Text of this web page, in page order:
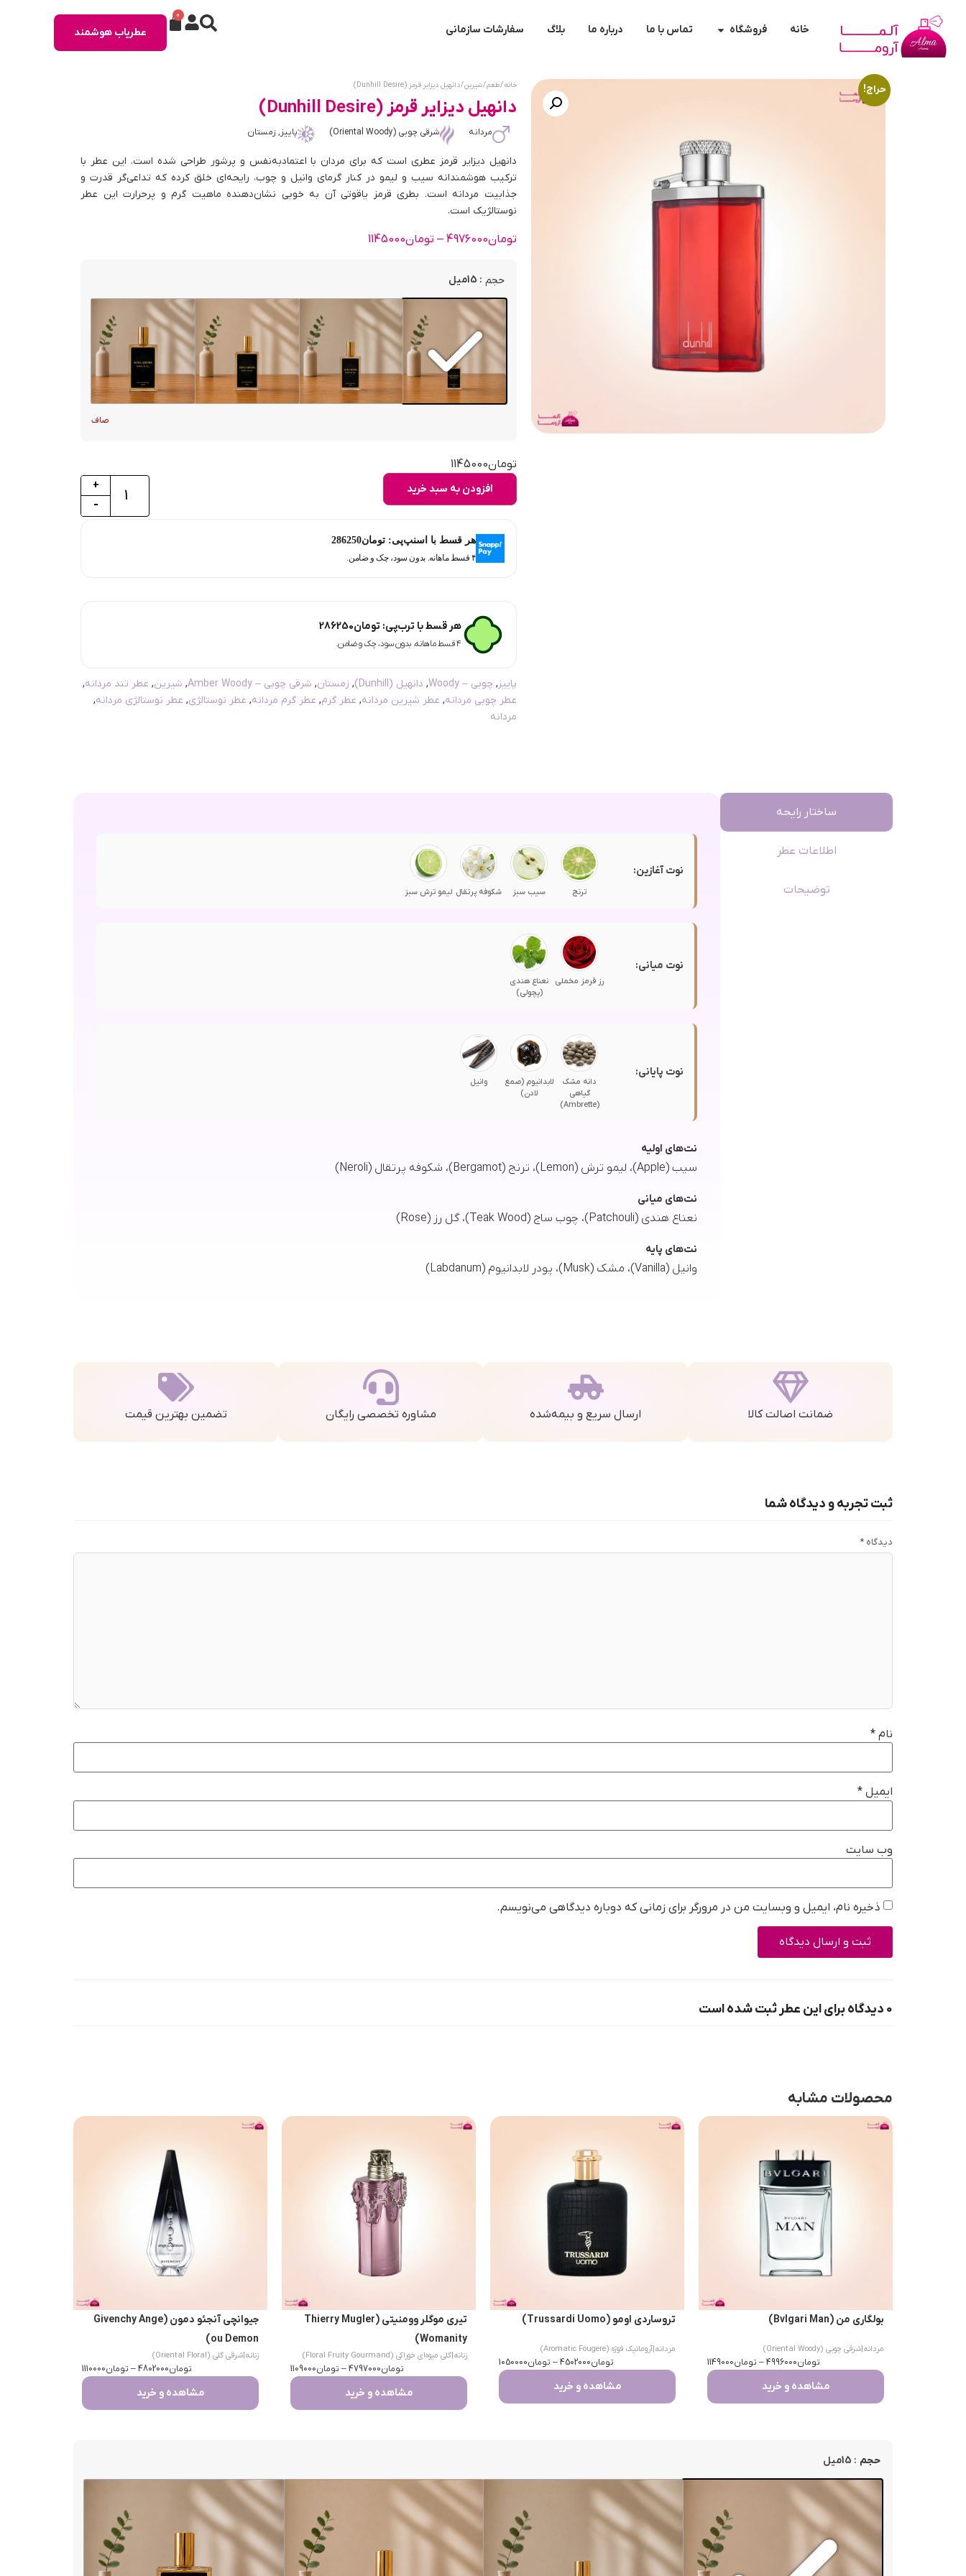
خانه فروشگاه تماس با ما درباره ما بلاگ سفارشات سازمانی
0
عطریاب هوشمند
حراج! خانه/طعم/شیرین/ دانهیل دیزایر قرمز (Dunhill Desire)
دانهیل دیزایر قرمز (Dunhill Desire)
مردانه شرقی چوبی (Oriental Woody) پاییز, زمستان
دانهیل دیزایر قرمز عطری است که برای مردان با اعتمادبه‌نفس و پرشور طراحی شده است. این عطر با
ترکیب هوشمندانه سیب و لیمو در کنار گرمای وانیل و چوب، رایحه‌ای خلق کرده که تداعی‌گر قدرت و
جذابیت مردانه است. بطری قرمز یاقوتی آن به خوبی نشان‌دهنده ماهیت گرم و پرحرارت این عطر
نوستالژیک است.
تومان4976000
– تومان1145000
حجم : 15میل
صاف
تومان1145000
-
+ افزودن به سبد خرید
هر قسط با اسنپ‌پی: تومان286250
۴ قسط ماهانه. بدون سود، چک و ضامن.
هر قسط با ترب‌پی: تومان286250
۴ قسط ماهانه. بدون سود، چک و ضامن.
پاییز, چوبی – Woody , دانهیل (Dunhill) , زمستان, شرقی چوبی – Amber Woody , شیرین, عطر تند مردانه,
عطر چوبی مردانه, عطر شیرین مردانه, عطر گرم, عطر گرم مردانه, عطر نوستالژی, عطر نوستالژی مردانه,
مردانه
ساختار رایحه
اطلاعات عطر
توضیحات
نوت آغازین:
ترنج سیب سبز شکوفه پرتقال لیمو ترش سبز
نوت میانی:
رز قرمز مخملی
نعناع هندی
(پچولی)
نوت پایانی:
دانه مشک
گیاهی
(Ambrette)
لابدانیوم (صمغ
لادن)
وانیل
نت‌های اولیه
سیب (Apple)، لیمو ترش (Lemon)، ترنج (Bergamot)، شکوفه پرتقال (Neroli)
نت‌های میانی
نعناع هندی (Patchouli)، چوب ساج (Teak Wood)، گل رز (Rose)
نت‌های پایه
وانیل (Vanilla)، مشک (Musk)، پودر لابدانیوم (Labdanum)
ضمانت اصالت کالا ارسال سریع و بیمه‌شده مشاوره تخصصی رایگان تضمین بهترین قیمت
ثبت تجربه و دیدگاه شما
دیدگاه *
نام *
ایمیل *
وب‌ سایت
ذخیره نام، ایمیل و وبسایت من در مرورگر برای زمانی که دوباره دیدگاهی می‌نویسم.
0 دیدگاه برای این عطر ثبت شده است
محصولات مشابه
بولگاری من (Bvlgari Man)
مردانه|شرقی چوبی (Oriental Woody)
تومان4996000
– تومان1149000
مشاهده و خرید
تروساردی اومو (Trussardi Uomo)
مردانه|آروماتیک فوژه (Aromatic Fougere)
تومان4502000
– تومان1050000
مشاهده و خرید
تیری موگلر وومنیتی (Thierry Mugler
Womanity)
زنانه|گلی میوه‌ای خوراکی (Floral Fruity Gourmand)
تومان4797000
– تومان1109000
مشاهده و خرید
جیوانچی آنجئو دمون (Givenchy Ange
ou Demon)
زنانه|شرقی گلی (Oriental Floral)
تومان4802000
– تومان1110000
مشاهده و خرید
حجم : 15میل